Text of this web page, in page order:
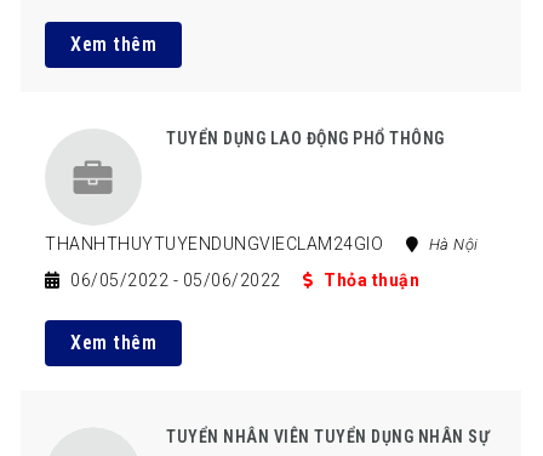
Xem thêm
TUYỂN DỤNG LAO ĐỘNG PHỔ THÔNG
THANHTHUYTUYENDUNGVIECLAM24GIO Hà Nội
06/05/2022 - 05/06/2022 Thỏa thuận
Xem thêm
TUYỂN NHÂN VIÊN TUYỂN DỤNG NHÂN SỰ